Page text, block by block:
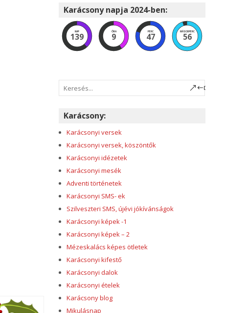
Karácsony napja 2024-ben:
NAP
139
ÓRA
9
PERC
47
MÁSODPERC
55
Karácsony:
Karácsonyi versek
Karácsonyi versek, köszöntők
Karácsonyi idézetek
Karácsonyi mesék
Adventi történetek
Karácsonyi SMS- ek
Szilveszteri SMS, újévi jókívánságok
Karácsonyi képek -1
Karácsonyi képek – 2
Mézeskalács képes ötletek
Karácsonyi kifestő
Karácsonyi dalok
Karácsonyi ételek
Karácsony blog
Mikulásnap